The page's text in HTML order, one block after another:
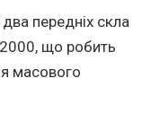
передніх скла
що робить
масового